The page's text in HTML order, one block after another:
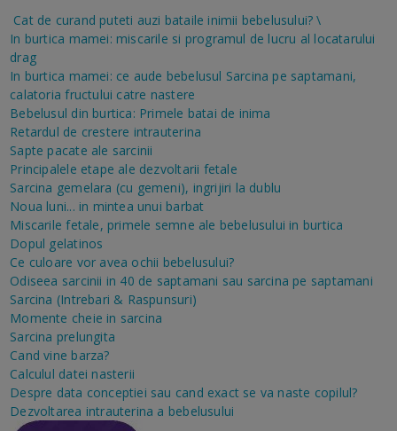
Cat de curand puteti auzi bataile inimii bebelusului? \
In burtica mamei: miscarile si programul de lucru al locatarului
drag
In burtica mamei: ce aude bebelusul Sarcina pe saptamani,
calatoria fructului catre nastere
Bebelusul din burtica: Primele batai de inima
Retardul de crestere intrauterina
Sapte pacate ale sarcinii
Principalele etape ale dezvoltarii fetale
Sarcina gemelara (cu gemeni), ingrijiri la dublu
Noua luni... in mintea unui barbat
Miscarile fetale, primele semne ale bebelusului in burtica
Dopul gelatinos
Ce culoare vor avea ochii bebelusului?
Odiseea sarcinii in 40 de saptamani sau sarcina pe saptamani
Sarcina (Intrebari & Raspunsuri)
Momente cheie in sarcina
Sarcina prelungita
Cand vine barza?
Calculul datei nasterii
Despre data conceptiei sau cand exact se va naste copilul?
Dezvoltarea intrauterina a bebelusului